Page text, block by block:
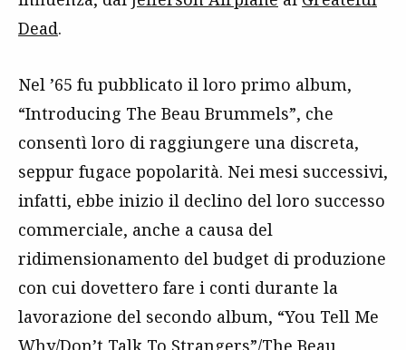
Dead.
Nel ’65 fu pubblicato il loro primo album,
“Introducing The Beau Brummels”, che
consentì loro di raggiungere una discreta,
seppur fugace popolarità. Nei mesi successivi,
infatti, ebbe inizio il declino del loro successo
commerciale, anche a causa del
ridimensionamento del budget di produzione
con cui dovettero fare i conti durante la
lavorazione del secondo album, “You Tell Me
Why/Don’t Talk To Strangers”/The Beau